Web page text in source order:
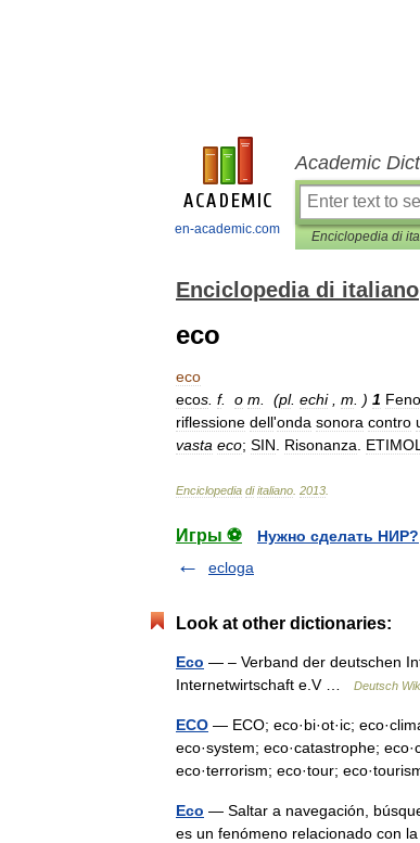
en-academic.com
Academic
Enciclopedia di
Enciclopedia di italiano
eco
eco
ecos f. o m . (pl. echi, m . ) 1
riflessione dell'onda sonora contro
vasta eco; SIN Risonanza
Enciclopedia di italiano 2013
Игры ⚽
Нужно сделать НИР?
ecloga
Look at other dictionaries:
Eco — – Verband der deutschen
Internetwirtschaft e.V …
Deutsch
ECO — ECO; eco·bi·ot·ic;
eco·system; eco·catastrophe;
eco·terrorism; eco·tour;
Eco — Saltar a navegación,
es un fenómeno relacionado con